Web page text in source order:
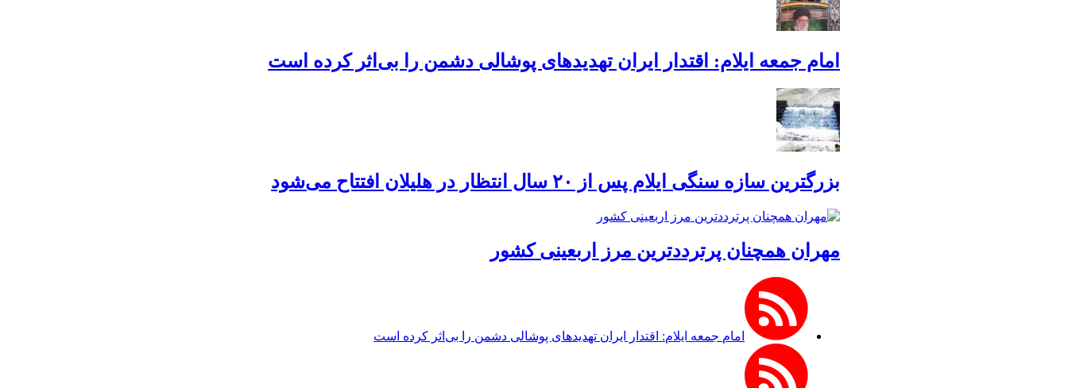
امام جمعه ایلام: اقتدار ایران تهدیدهای پوشالی دشمن را بی‌اثر کرده است
بزرگترین سازه سنگی ایلام پس از ۲۰ سال انتظار در هلیلان افتتاح می‌شود
مهران همچنان پرترددترین مرز اربعینی کشور
امام جمعه ایلام: اقتدار ایران تهدیدهای پوشالی دشمن را بی‌اثر کرده است